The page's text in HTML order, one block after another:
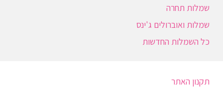
שמלות תחרה
שמלות ואוברולים ג'ינס
כל השמלות החדשות
תקנון האתר